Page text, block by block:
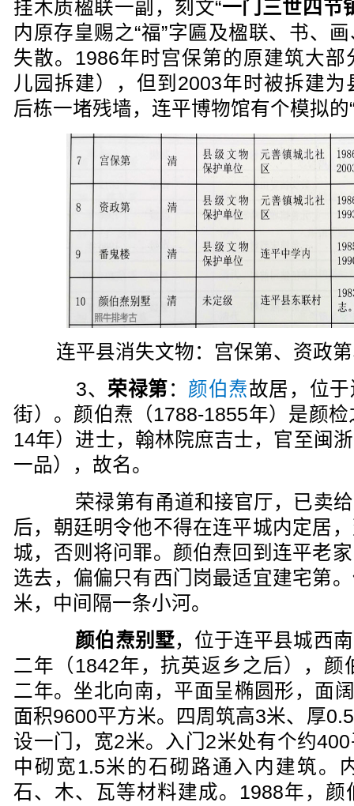
挂木质楹联一副，刻文“一门三世四节
内原存皇赐之“福”字匾及楹联、书、
失散。1986年时宫保第的原建筑大
儿园拆建），但到2003年时被拆建
后栋一堵残墙，连平博物馆有个模拟的
连平县消失文物：宫保第、资政
3、 荣禄第： 颜伯焘故居，位
街）。颜伯焘（1788-1855年）是颜
14年）进士，翰林院庶吉士，官至闽
一品），故名。
荣禄第有甬道和接官厅，已卖给
后，朝廷明令他不得在连平城内定居
城，否则将问罪。颜伯焘回到连平老
选去，偏偏只有西门岗最适宜建宅第
米，中间隔一条小河。
颜伯焘别墅，位于连平县城西
二年（1842年，抗英返乡之后），颜
二年。坐北向南，平面呈椭圆形，面
面积9600平方米。四周筑高3米、厚
设一门，宽2米。入门2米处有个约
中砌宽1.5米的石砌路通入内建筑。
石、木、瓦等材料建成。1988年，